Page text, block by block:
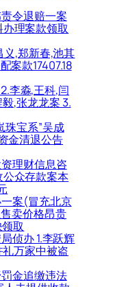
令退赔一案
理案款领取
,郑新春,池其
案款17407.18
李淼,王科,闫
,张龙龙案 3.
珠宝系”吴成
金清退公告
理财信息咨
众存款案本
案(冒充北京
卖价格昂贵
取
侦办 1.李跃辉
万家中被盗
金追缴违法